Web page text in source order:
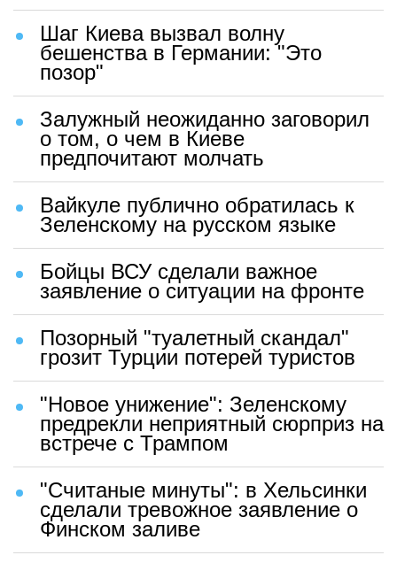
Шаг Киева вызвал волну
бешенства в Германии: "Это
позор"
Залужный неожиданно заговорил
о том, о чем в Киеве
предпочитают молчать
Вайкуле публично обратилась к
Зеленскому на русском языке
Бойцы ВСУ сделали важное
заявление о ситуации на фронте
Позорный "туалетный скандал"
грозит Турции потерей туристов
"Новое унижение": Зеленскому
предрекли неприятный сюрприз на
встрече с Трампом
"Считаные минуты": в Хельсинки
сделали тревожное заявление о
Финском заливе